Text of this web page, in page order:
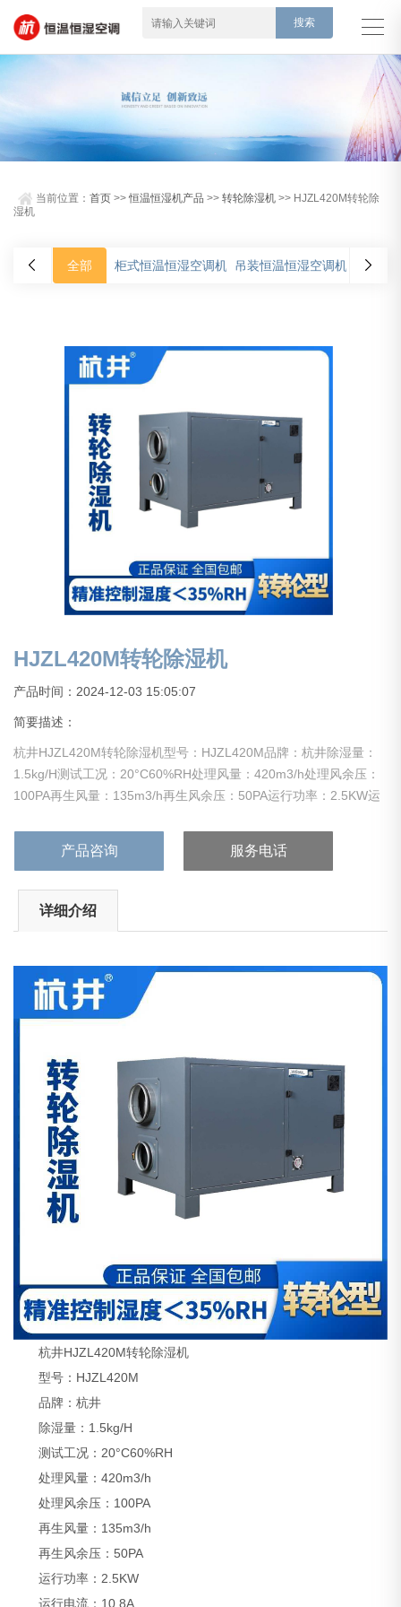
当前位置：首页 >>恒温恒湿机产品 >>转轮除湿机 >> HJZL420M转轮除
湿机
全部 柜式恒温恒湿空调机 吊装恒温恒湿空调机 净化型
HJZL420M转轮除湿机
产品时间：2024-12-03 15:05:07
简要描述：
杭井HJZL420M转轮除湿机型号：HJZL420M品牌：杭井除湿量：
1.5kg/H测试工况：20°C60%RH处理风量：420m3/h处理风余压：
100PA再生风量：135m3/h再生风余压：50PA运行功率：2.5KW运
产品咨询 服务电话
详细介绍
杭井HJZL420M转轮除湿机
型号：HJZL420M
品牌：杭井
除湿量：1.5kg/H
测试工况：20°C60%RH
处理风量：420m3/h
处理风余压：100PA
再生风量：135m3/h
再生风余压：50PA
运行功率：2.5KW
运行电流：10.8A